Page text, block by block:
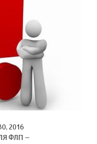
2016
ФЛП –